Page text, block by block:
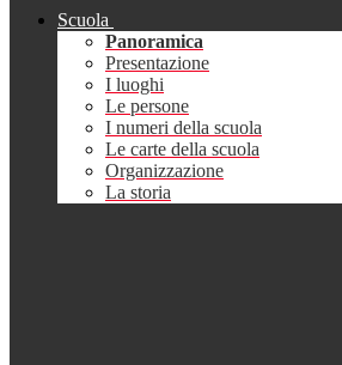
Scuola
Panoramica
Presentazione
I luoghi
Le persone
I numeri della scuola
Le carte della scuola
Organizzazione
La storia